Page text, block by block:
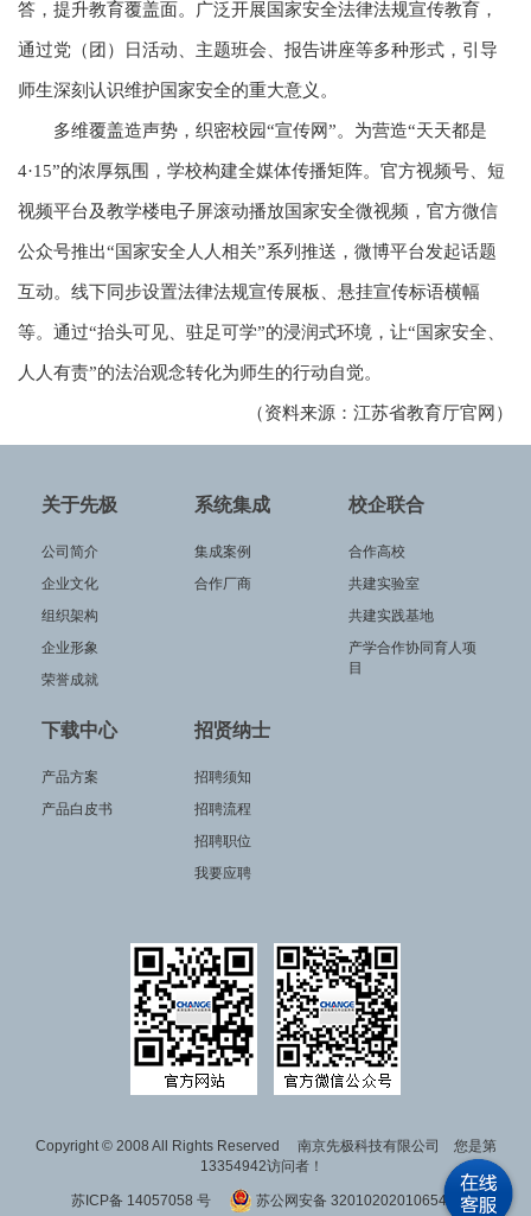
答，提升教育覆盖面。广泛开展国家安全法律法规宣传教育，
通过党（团）日活动、主题班会、报告讲座等多种形式，引导
师生深刻认识维护国家安全的重大意义。
多维覆盖造声势，织密校园“宣传网”。为营造“天天都是
4·15”的浓厚氛围，学校构建全媒体传播矩阵。官方视频号、短
视频平台及教学楼电子屏滚动播放国家安全微视频，官方微信
公众号推出“国家安全人人相关”系列推送，微博平台发起话题
互动。线下同步设置法律法规宣传展板、悬挂宣传标语横幅
等。通过“抬头可见、驻足可学”的浸润式环境，让“国家安全、
人人有责”的法治观念转化为师生的行动自觉。
（资料来源：江苏省教育厅官网）
关于先极
公司简介
企业文化
组织架构
企业形象
荣誉成就
系统集成
集成案例
合作厂商
校企联合
合作高校
共建实验室
共建实践基地
产学合作协同育人项
目
下载中心
产品方案
产品白皮书
招贤纳士
招聘须知
招聘流程
招聘职位
我要应聘
Copyright © 2008 All Rights Reserved 南京先极科技有限公司 您是第
13354942访问者！
苏ICP备 14057058 号 苏公网安备 32010202010654号